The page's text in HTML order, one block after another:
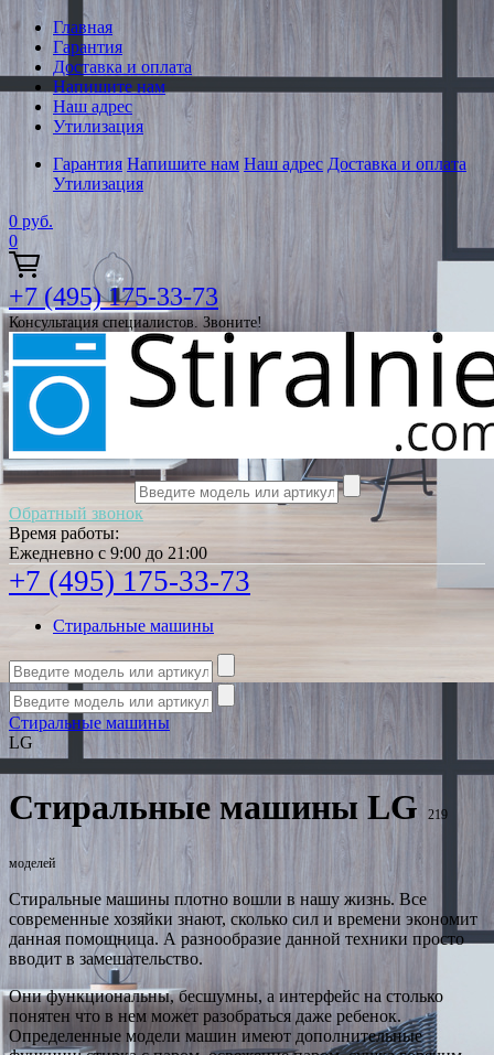
Главная
Гарантия
Доставка и оплата
Напишите нам
Наш адрес
Утилизация
Гарантия Напишите нам Наш адрес Доставка и оплата
Утилизация
0 руб.
0
+7 (495) 175-33-73
Консультация специалистов. Звоните!
Обратный звонок
Время работы:
Ежедневно с 9:00 до 21:00
+7 (495) 175-33-73
Стиральные машины
Стиральные машины
LG
Стиральные машины LG 219
моделей
Стиральные машины плотно вошли в нашу жизнь. Все
современные хозяйки знают, сколько сил и времени экономит
данная помощница. А разнообразие данной техники просто
вводит в замешательство.
Они функциональны, бесшумны, а интерфейс на столько
понятен что в нем может разобраться даже ребенок.
Определенные модели машин имеют дополнительные